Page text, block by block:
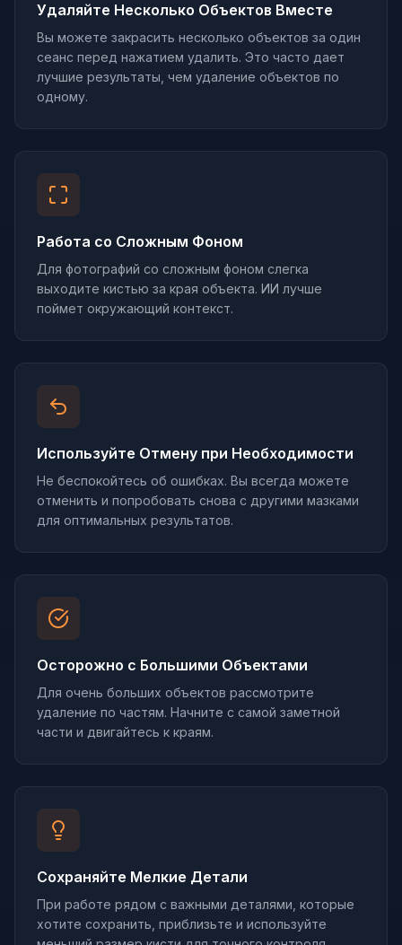
Удаляйте Несколько Объектов Вместе
Вы можете закрасить несколько объектов за один
сеанс перед нажатием удалить. Это часто дает
лучшие результаты, чем удаление объектов по
одному.
Работа со Сложным Фоном
Для фотографий со сложным фоном слегка
выходите кистью за края объекта. ИИ лучше
поймет окружающий контекст.
Используйте Отмену при Необходимости
Не беспокойтесь об ошибках. Вы всегда можете
отменить и попробовать снова с другими мазками
для оптимальных результатов.
Осторожно с Большими Объектами
Для очень больших объектов рассмотрите
удаление по частям. Начните с самой заметной
части и двигайтесь к краям.
Сохраняйте Мелкие Детали
При работе рядом с важными деталями, которые
хотите сохранить, приблизьте и используйте